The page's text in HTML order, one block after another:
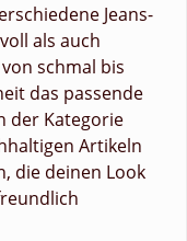
Jeans-
als auch
schmal bis
das passende
der Kategorie
Artikeln
die deinen Look